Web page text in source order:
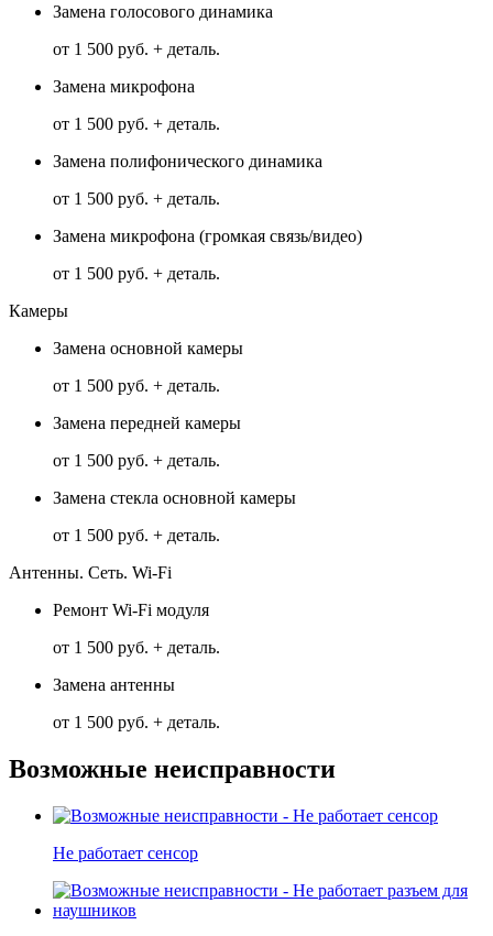
Замена голосового динамика
от 1 500 руб. + деталь.
Замена микрофона
от 1 500 руб. + деталь.
Замена полифонического динамика
от 1 500 руб. + деталь.
Замена микрофона (громкая связь/видео)
от 1 500 руб. + деталь.
Камеры
Замена основной камеры
от 1 500 руб. + деталь.
Замена передней камеры
от 1 500 руб. + деталь.
Замена стекла основной камеры
от 1 500 руб. + деталь.
Антенны. Сеть. Wi-Fi
Ремонт Wi-Fi модуля
от 1 500 руб. + деталь.
Замена антенны
от 1 500 руб. + деталь.
Возможные неисправности
Не работает сенсор